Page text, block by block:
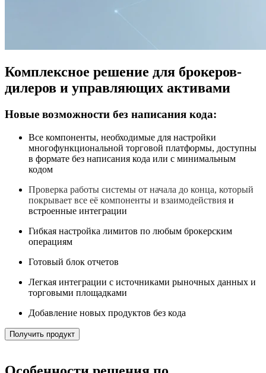
Комплексное решение для брокеров-
дилеров и управляющих активами
Новые возможности без написания кода:
Все компоненты, необходимые для настройки
многофункциональной торговой платформы, доступны
в формате без написания кода или с минимальным
кодом
Проверка работы системы от начала до конца, который
покрывает все её компоненты и взаимодействия и
встроенные интеграции
Гибкая настройка лимитов по любым брокерским
операциям
Готовый блок отчетов
Легкая интеграции с источниками рыночных данных и
торговыми площадками
Добавление новых продуктов без кода
Получить продукт